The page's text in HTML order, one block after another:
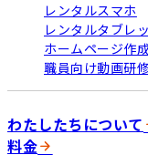
レンタルスマホ
レンタルタブレ
ホームページ作
職員向け動画研
わたしたちについて
料金